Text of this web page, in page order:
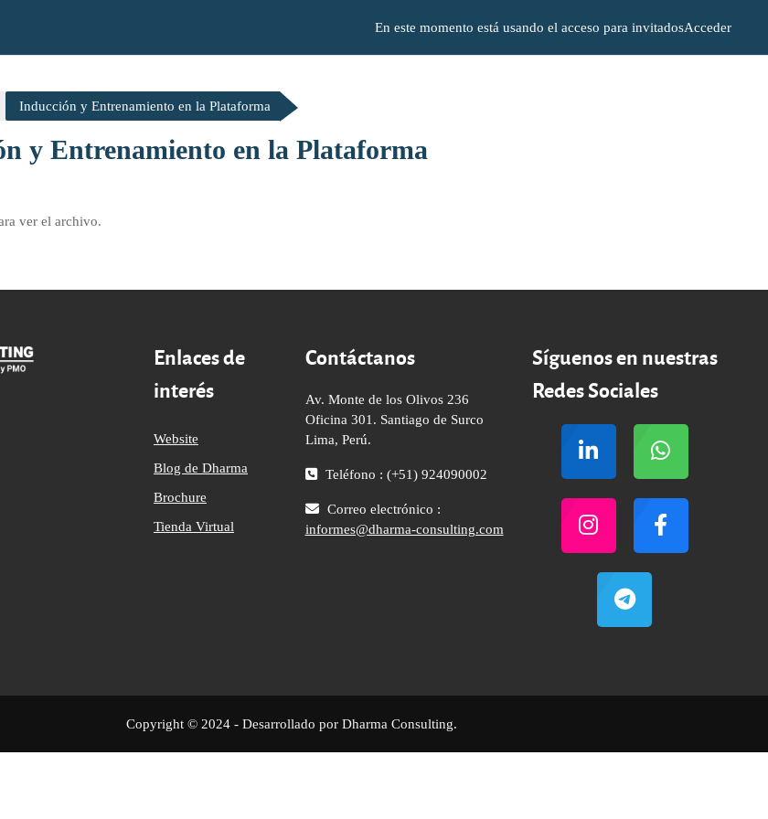
En este momento está usando el acceso para invitadosAcceder
Inducción y Entrenamiento en la Plataforma
y Entrenamiento en la Plataforma
ver el archivo.
Enlaces de
interés
Website
Blog de Dharma
Brochure
Tienda Virtual
Contáctanos
Av. Monte de los Olivos 236
Oficina 301. Santiago de Surco
Lima, Perú.
Teléfono : (+51) 924090002
Correo electrónico :
informes@dharma-consulting.com
Síguenos en nuestras
Redes Sociales
Copyright © 2024 - Desarrollado por Dharma Consulting.